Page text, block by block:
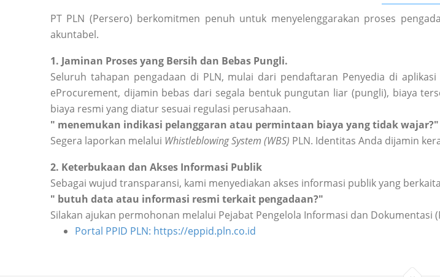
PT PLN (Persero) berkomitmen penuh untuk menyelenggarakan proses
akuntabel.
1. Jaminan Proses yang Bersih dan Bebas Pungli.
Seluruh tahapan pengadaan di PLN, mulai dari pendaftaran Penyedia di aplikasi
eProcurement, dijamin bebas dari segala bentuk pungutan liar (pungli), biaya
biaya resmi yang diatur sesuai regulasi perusahaan.
" menemukan indikasi pelanggaran atau permintaan biaya yang tidak wajar?"
Segera laporkan melalui Whistleblowing System (WBS) PLN. Identitas Anda dijamin
2. Keterbukaan dan Akses Informasi Publik
Sebagai wujud transparansi, kami menyediakan akses informasi publik yang
" butuh data atau informasi resmi terkait pengadaan?"
Silakan ajukan permohonan melalui Pejabat Pengelola Informasi dan Dokumentasi
Portal PPID PLN: https://eppid.pln.co.id